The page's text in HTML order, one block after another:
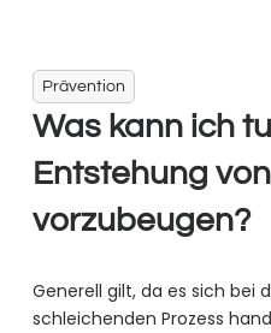
Prävention
Was kann ich
Entstehung
vorzubeugen?
Generell gilt, da es sich bei
schleichenden Prozess